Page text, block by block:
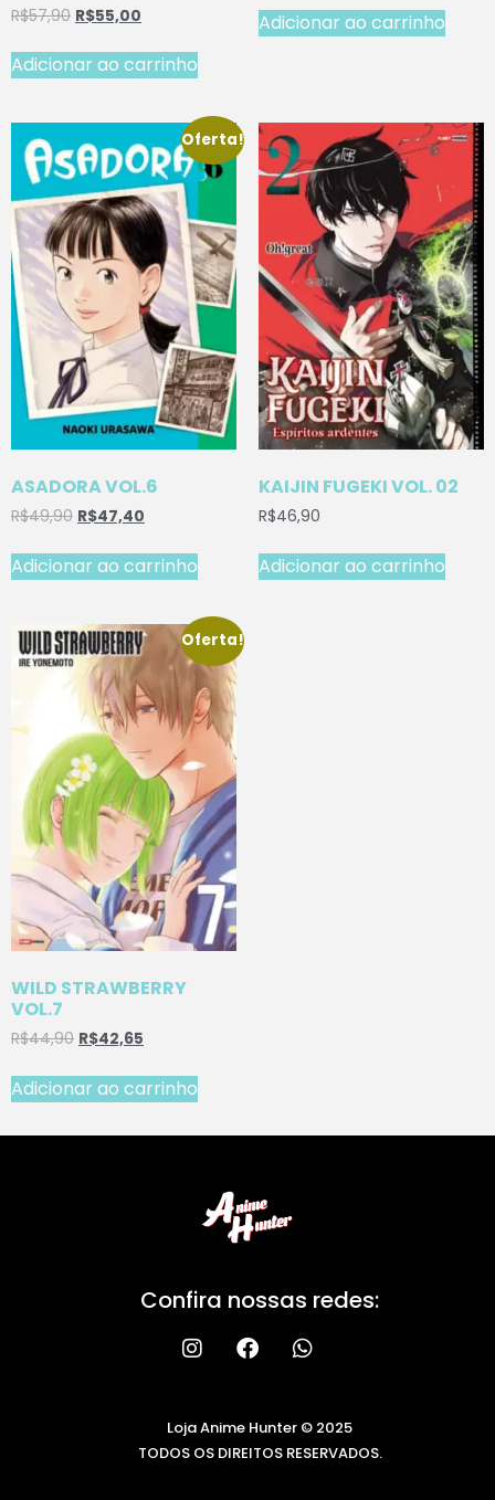
R$57,90 R$55,00
Adicionar ao carrinho
Adicionar ao carrinho
Oferta!
ASADORA VOL.6
R$49,90 R$47,40
Adicionar ao carrinho
KAIJIN FUGEKI VOL. 02
R$46,90
Adicionar ao carrinho
Oferta!
WILD STRAWBERRY
VOL.7
R$44,90 R$42,65
Adicionar ao carrinho
Confira nossas redes:
Loja Anime Hunter © 2025
TODOS OS DIREITOS RESERVADOS.